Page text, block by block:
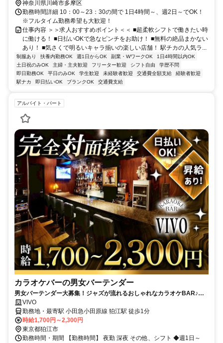
神奈川県川崎市多摩区
勤務時間詳細 10：00～23：30の間で 1日4時間～、週2日～でOK！
※フルタイム勤務希望も大歓迎！
仕事内容 ＞＞求人おすすめポイント＜＜ ■超柔軟シフトで働きたい時
に働ける！ ■日払いOKで急なピンチをお助け！ ■無料の絶品まかない
あり！ ■気さくで明るいキャラ揃いの楽しい店舗！ 駅チカの人気ラ...
制服あり 扶養内勤務OK 週1日からOK 副業・WワークOK
1日4時間以内OK
土日祝のみOK
主婦・主夫歓迎 フリーター歓迎 シフト自由
学歴不問
即日勤務OK
平日のみOK 学生歓迎 未経験者歓迎 交通費全額支給
経験者歓迎
駅ナカ
即日払いOK ブランクOK 交通費支給
アルバイト・パート
カラオケバーの男女バーテンダー
男女バーテンダー大募集！ジャズが流れるおしゃれなカラオケBAR♪私
服で勤務OK/楽しく働ける環境/良客層
VIVO
勤務地・最寄駅 小田急小田原線 狛江駅 徒歩1分
時給1,700円～2,300円
東京都狛江市
勤務時間・期間 【勤務時間】 夜勤 深夜 その他、シフト ◆週1日～